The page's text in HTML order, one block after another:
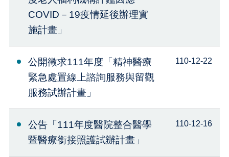
COVID－19疫情延後辦理實
施計畫」
公開徵求111年度「精神醫療
緊急處置線上諮詢服務與留觀
服務試辦計畫」
110-12-22
公告「111年度醫院整合醫學
暨醫療銜接照護試辦計畫」
110-12-16